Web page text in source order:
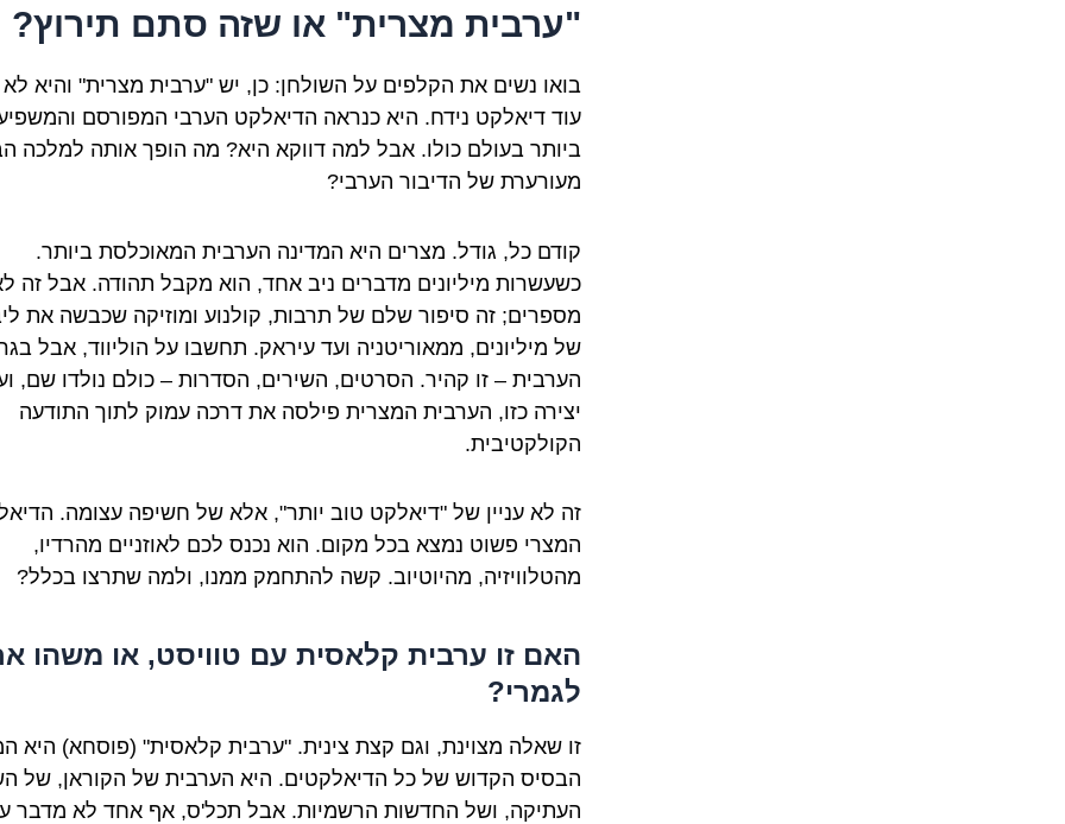
"ערבית מצרית" או שזה סתם תירוץ?
בואו נשים את הקלפים על השולחן: כן, יש "ערבית מצרית" והיא
עוד דיאלקט נידח. היא כנראה הדיאלקט הערבי המפורסם
ביותר בעולם כולו. אבל למה דווקא היא? מה הופך אותה למלכה
מעורערת של הדיבור הערבי?
קודם כל, גודל. מצרים היא המדינה הערבית המאוכלסת ביותר.
כשעשרות מיליונים מדברים ניב אחד, הוא מקבל תהודה. אבל זה
מספרים; זה סיפור שלם של תרבות, קולנוע ומוזיקה שכבשה את
של מיליונים, ממאוריטניה ועד עיראק. תחשבו על הוליווד, אבל
הערבית – זו קהיר. הסרטים, השירים, הסדרות – כולם נולדו שם,
יצירה כזו, הערבית המצרית פילסה את דרכה עמוק לתוך התודעה
הקולקטיבית.
זה לא עניין של "דיאלקט טוב יותר", אלא של חשיפה עצומה.
המצרי פשוט נמצא בכל מקום. הוא נכנס לכם לאוזניים מהרדיו,
מהטלוויזיה, מהיוטיוב. קשה להתחמק ממנו, ולמה שתרצו בכלל?
האם זו ערבית קלאסית עם טוויסט, או משהו
לגמרי?
זו שאלה מצוינת, וגם קצת צינית. "ערבית קלאסית" (פוסחא) היא
הבסיס הקדוש של כל הדיאלקטים. היא הערבית של הקוראן, של
העתיקה, ושל החדשות הרשמיות. אבל תכל'ס, אף אחד לא מדבר